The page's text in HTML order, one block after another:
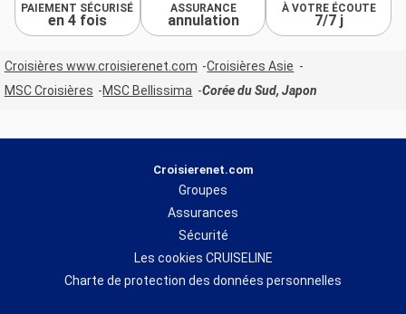
PAIEMENT SÉCURISÉ
en 4 fois
ASSURANCE
annulation
À VOTRE ÉCOUTE
7/7 j
Croisières www.croisierenet.com
Croisières Asie
MSC Croisières
MSC Bellissima Corée du Sud, Japon
Croisierenet.com
Groupes
Assurances
Sécurité
Les cookies CRUISELINE
Charte de protection des données personnelles